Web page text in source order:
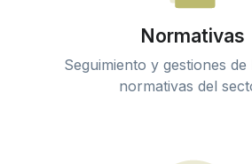
Normativas
Seguimiento y gestiones de
normativas del